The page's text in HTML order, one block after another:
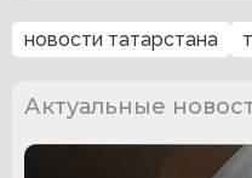
новости татарстана
Актуальные